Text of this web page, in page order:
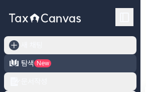
탐색
New